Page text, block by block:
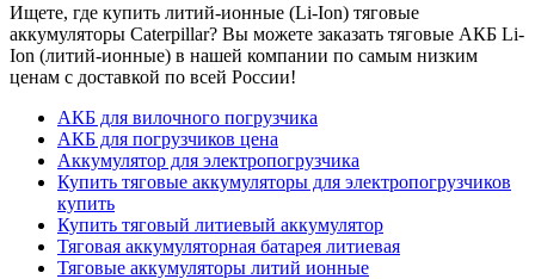
Ищете, где купить литий-ионные (Li-Ion) тяговые
аккумуляторы Caterpillar? Вы можете заказать тяговые АКБ Li-
Ion (литий-ионные) в нашей компании по самым низким
ценам с доставкой по всей России!
АКБ для вилочного погрузчика
АКБ для погрузчиков цена
Аккумулятор для электропогрузчика
Купить тяговые аккумуляторы для электропогрузчиков
купить
Купить тяговый литиевый аккумулятор
Тяговая аккумуляторная батарея литиевая
Тяговые аккумуляторы литий ионные